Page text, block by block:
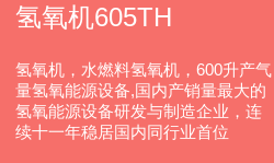
氢氧机605TH
氢氧机，水燃料氢氧机，600升产气
量氢氧能源设备,国内产销量最大的
氢氧能源设备研发与制造企业，连
续十一年稳居国内同行业首位